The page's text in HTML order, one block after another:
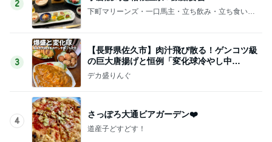
2
下町マリーンズ・一口馬主・立ち飲み・立ち食いそ
3
【長野県佐久市】肉汁飛び散る！ゲンコツ級
の巨大唐揚げと恒例「変化球冷やし中
華」！！〜李紅蘭さん〜
デカ盛りんぐ
4
さっぽろ大通ビアガーデン❤️
道産子どすどす！